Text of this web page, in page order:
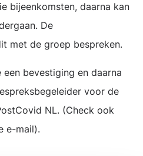
bijeenkomsten, daarna kan
De
met de groep bespreken.
bevestiging en daarna
voor de
NL. (Check ook
e-mail).